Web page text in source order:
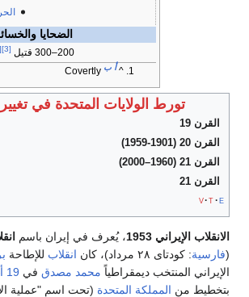
الضحايا
200–300 قتيل [3]
[4]
^أ ب Covertly
تورط الولايات المتحدة في
القرن 19
القرن 20 (1901-1959)
القرن 21 (1960–2000)
القرن 21
v t e
الانقلاب الإيراني 1953 ، يُعرف في إيران باسم
(فارسية: کودتای ۲۸ مرداد )، كان انقلاب للإطاحة
الإيراني المنتخب ديمقراطياً محمد مصدق في 19 أغسطس
بتخطيط من المملكة المتحدة (تحت اسم "عملية